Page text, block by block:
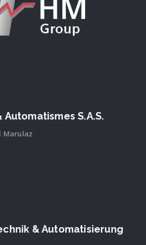
Automatismes S.A.S.
Marulaz
& Automatisierung